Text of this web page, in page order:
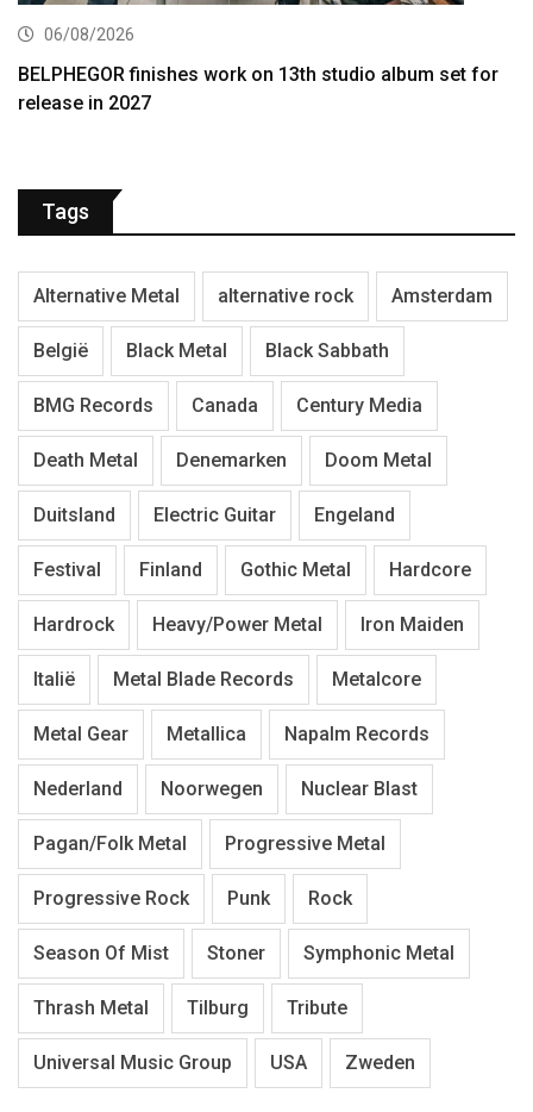
06/08/2026
BELPHEGOR finishes work on 13th studio album set for
release in 2027
Tags
Alternative Metal alternative rock Amsterdam
België Black Metal Black Sabbath
BMG Records Canada Century Media
Death Metal Denemarken Doom Metal
Duitsland Electric Guitar Engeland
Festival Finland Gothic Metal Hardcore
Hardrock Heavy/Power Metal Iron Maiden
Italië Metal Blade Records Metalcore
Metal Gear Metallica Napalm Records
Nederland Noorwegen Nuclear Blast
Pagan/Folk Metal Progressive Metal
Progressive Rock Punk Rock
Season Of Mist Stoner Symphonic Metal
Thrash Metal Tilburg Tribute
Universal Music Group USA Zweden